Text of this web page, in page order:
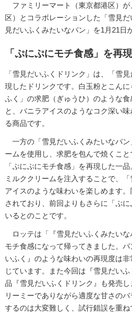
ファミリーマート（東京都港区）が
区）とコラボレーションした「雪見
見だいふくみたいなパン」を1月21日
「ぷにぷにモチ食感」を再
「雪見だいふくドリンク」は、「雪
現したドリンクです。白玉粉とこん
ふく」の求肥（ぎゅうひ）のような
と、バニラアイスのようなコク深い
る商品です。
一方の「雪見だいふくみたいなパン
ームを使用し、求肥を包んで焼くこ
「ぷにぷにモチ食感」を再現した一
ミルククリームを注入することで、
アイスのような味わいを楽しめます
されており、前回よりもさらに「ぷ
いるとのことです。
ロッテは「『雪見だいふくみたいな
モチ食感になって帰ってきました。
いふく』のような味わいの再現度は
じています。また今回は『雪見だい
品『雪見だいふくドリンク』も発売
リーミーでありながら適度な甘さの
するのは大変難しく、試行錯誤を重